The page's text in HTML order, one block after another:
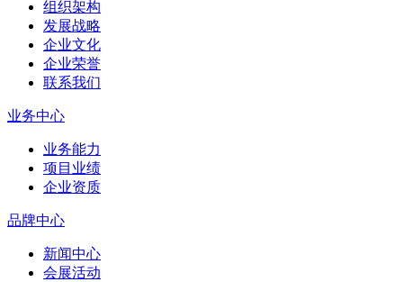
组织架构
发展战略
企业文化
企业荣誉
联系我们
业务中心
业务能力
项目业绩
企业资质
品牌中心
新闻中心
会展活动